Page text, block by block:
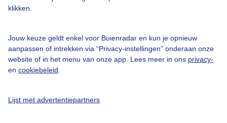
klikken.
Jouw keuze geldt enkel voor Buienradar en kun je opnieuw
aanpassen of intrekken via “Privacy-instellingen” onderaan onze
website of in het menu van onze app. Lees meer in ons privacy-
en cookiebeleid
Lijst met advertentiepartners
Gebruikersvoorwaarden
Adverteren
Buienradar Team
Cookie beleid